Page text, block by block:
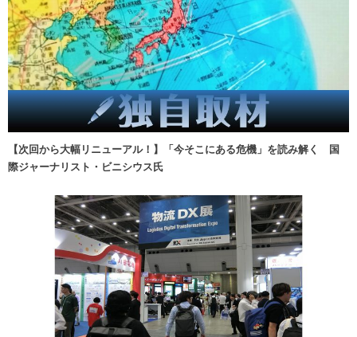
【次回から大幅リニューアル！】「今そこにある危機」を読み解く 国
際ジャーナリスト・ビニシウス氏